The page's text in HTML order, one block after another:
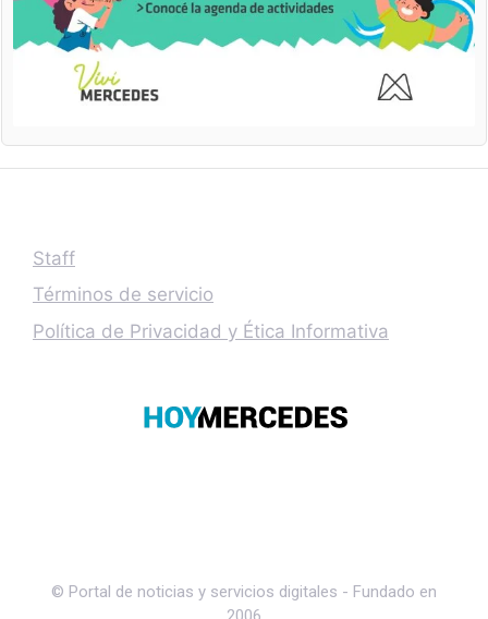
Staff
Términos de servicio
Política de Privacidad y Ética Informativa
© Portal de noticias y servicios digitales - Fundado en